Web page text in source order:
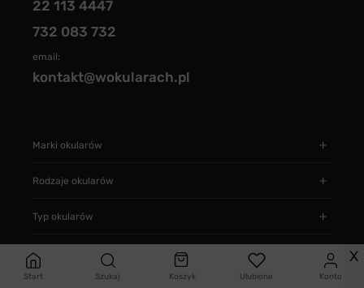
Start Szukaj Koszyk Ulubione Konto
22 113 4447
732 083 732
email:
kontakt@wokularach.pl
Marki okularów
Rodzaje okularów
Typ okularów
Informacje X